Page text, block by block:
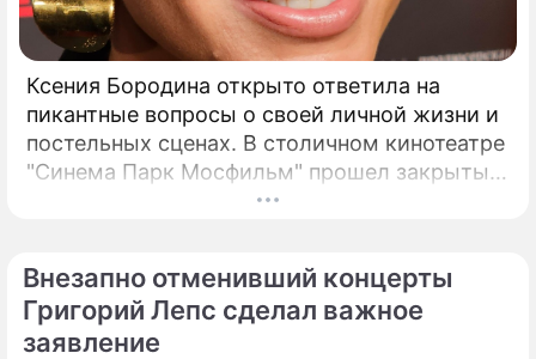
Ксения Бородина открыто ответила на
пикантные вопросы о своей личной жизни и
постельных сценах. В столичном кинотеатре
"Синема Парк Мосфильм" прошел закрытый
показ романтической комедии с элементами
Внезапно отменивший концерты
Григорий Лепс сделал важное
заявление